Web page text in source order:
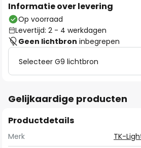
Informatie over levering
Op voorraad
Levertijd: 2 - 4 werkdagen
Geen lichtbron inbegrepen
Selecteer G9 lichtbron
Gelijkaardige producten
Productdetails
Merk
TK-